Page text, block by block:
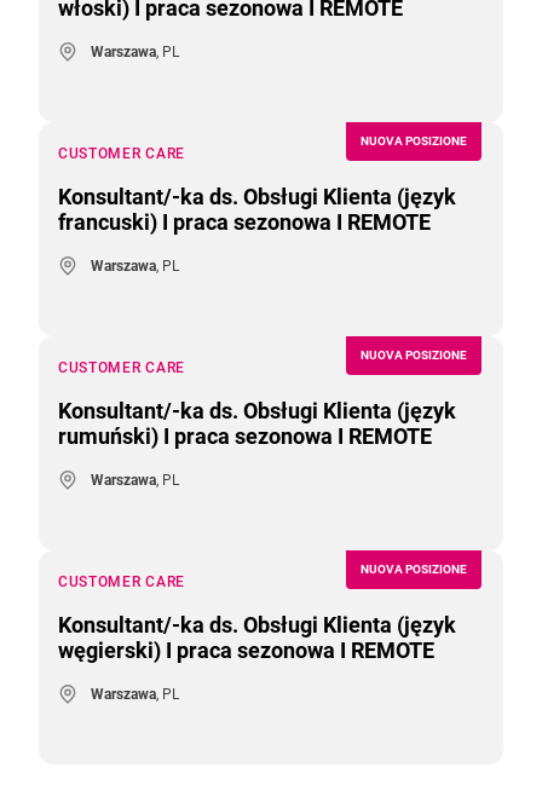
włoski) I praca sezonowa I REMOTE
Warszawa, PL
NUOVA POSIZIONE
CUSTOMER CARE
Konsultant/-ka ds. Obsługi Klienta (język
francuski) I praca sezonowa I REMOTE
Warszawa, PL
NUOVA POSIZIONE
CUSTOMER CARE
Konsultant/-ka ds. Obsługi Klienta (język
rumuński) I praca sezonowa I REMOTE
Warszawa, PL
NUOVA POSIZIONE
CUSTOMER CARE
Konsultant/-ka ds. Obsługi Klienta (język
węgierski) I praca sezonowa I REMOTE
Warszawa, PL